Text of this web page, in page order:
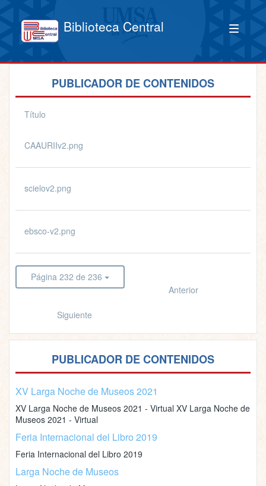
Biblioteca Central
PUBLICADOR DE CONTENIDOS
Título
CAAURIIv2.png
scielov2.png
ebsco-v2.png
Página 232 de 236
Anterior
Siguiente
PUBLICADOR DE CONTENIDOS
XV Larga Noche de Museos 2021
XV Larga Noche de Museos 2021 - Virtual XV Larga Noche de
Museos 2021 - Virtual
Feria Internacional del Libro 2019
Feria Internacional del Libro 2019
Larga Noche de Museos